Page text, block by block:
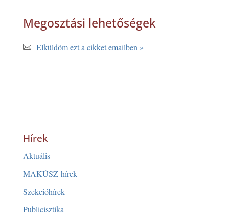
Megosztási lehetőségek
Elküldöm ezt a cikket emailben »
Hírek
Aktuális
MAKÚSZ-hírek
Szekcióhírek
Publicisztika